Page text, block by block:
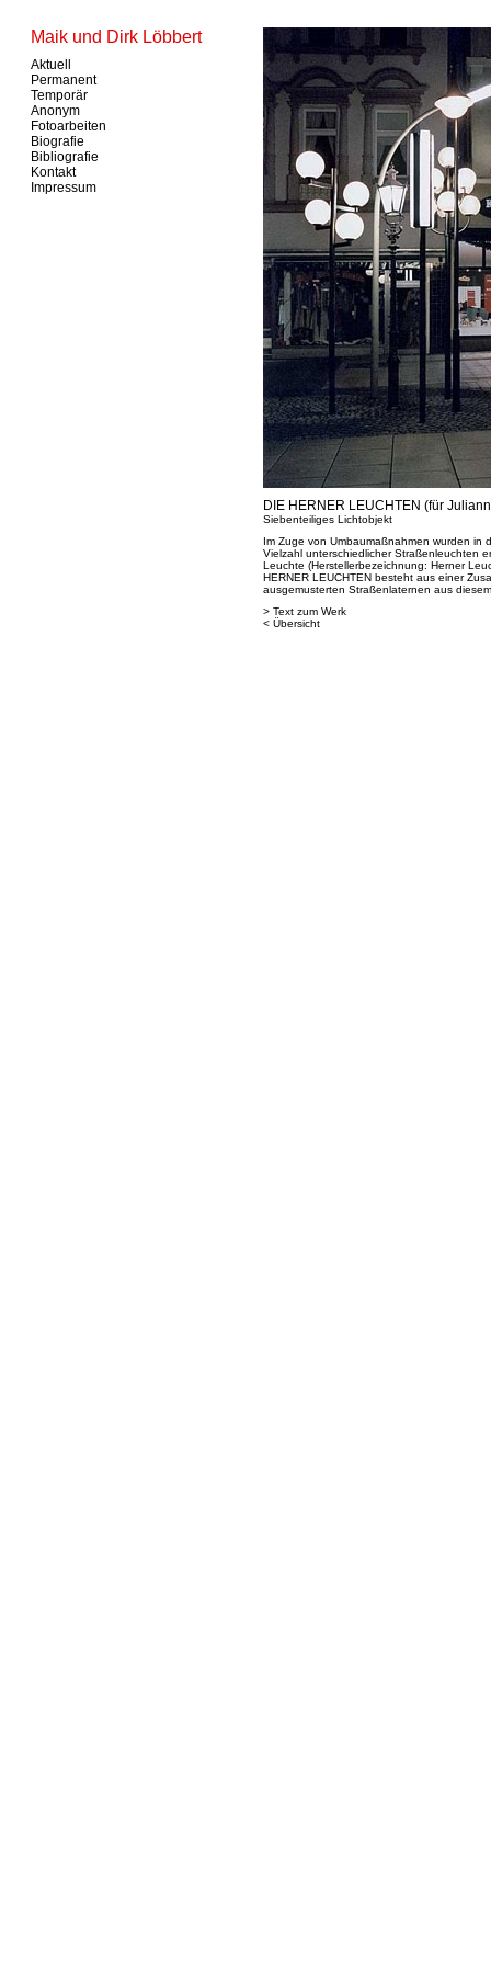
Maik und Dirk Löbbert
Aktuell
Permanent
Temporär
Anonym
Fotoarbeiten
Biografie
Bibliografie
Kontakt
Impressum
DIE HERNER LEUCHTEN (für
Siebenteiliges Lichtobjekt
Im Zuge von Umbaumaßnahmen wurden
Vielzahl unterschiedlicher Straßenleuchten
Leuchte (Herstellerbezeichnung: Herner
HERNER LEUCHTEN besteht aus einer
ausgemusterten Straßenlaternen aus
> Text zum Werk
< Übersicht